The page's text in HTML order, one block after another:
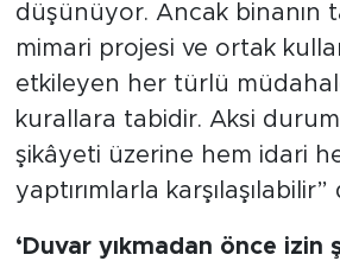
düşünüyor. Ancak binanın
mimari projesi ve ortak
etkileyen her türlü
kurallara tabidir. Aksi
şikâyeti üzerine hem idari
yaptırımlarla karşılaşılabilir”
‘Duvar yıkmadan önce izin